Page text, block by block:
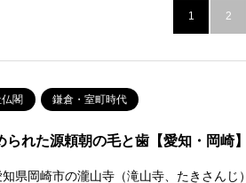
1 2
閣 鎌倉・室町時代
れた源頼朝の毛と歯【愛知・岡崎】
県岡崎市の瀧山寺（滝山寺、たきさんじ）